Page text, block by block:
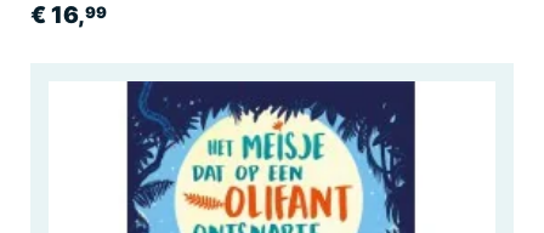
€ 16,99